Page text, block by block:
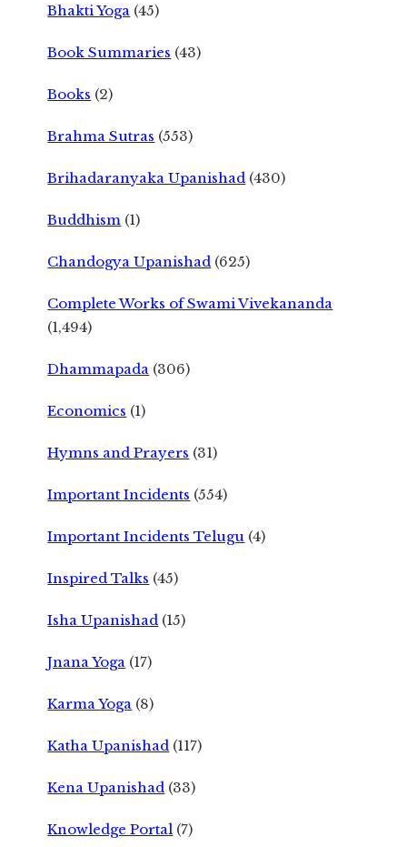
Bhakti Yoga (45)
Book Summaries (43)
Books (2)
Brahma Sutras (553)
Brihadaranyaka Upanishad (430)
Buddhism (1)
Chandogya Upanishad (625)
Complete Works of Swami Vivekananda
(1,494)
Dhammapada (306)
Economics (1)
Hymns and Prayers (31)
Important Incidents (554)
Important Incidents Telugu (4)
Inspired Talks (45)
Isha Upanishad (15)
Jnana Yoga (17)
Karma Yoga (8)
Katha Upanishad (117)
Kena Upanishad (33)
Knowledge Portal (7)